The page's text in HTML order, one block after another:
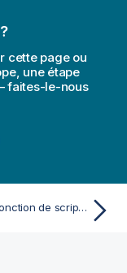
cette page ou
une étape
faites-le-nous
TTest_t - fonction de script et fonction de graphique